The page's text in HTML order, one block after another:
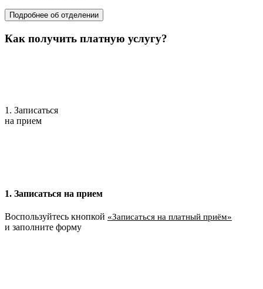
Подробнее об отделении
Как получить платную услугу?
1. Записаться
на прием
1. Записаться на прием
Воспользуйтесь кнопкой «Записаться на платный приём»
и заполните форму